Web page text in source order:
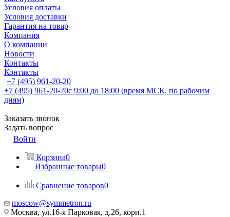
Условия оплаты
Условия доставки
Гарантия на товар
Компания
О компании
Новости
Контакты
Контакты
+7 (495) 961-20-20
+7 (495) 961-20-20с 9:00 до 18:00 (время МСК, по рабочим
дням)
Заказать звонок
Задать вопрос
Войти
Корзина0
Избранные товары0
Сравнение товаров0
moscow@symmetron.ru
Москва, ул.16-я Парковая, д.26, корп.1